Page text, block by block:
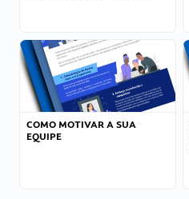
COMO MOTIVAR A SUA
EQUIPE